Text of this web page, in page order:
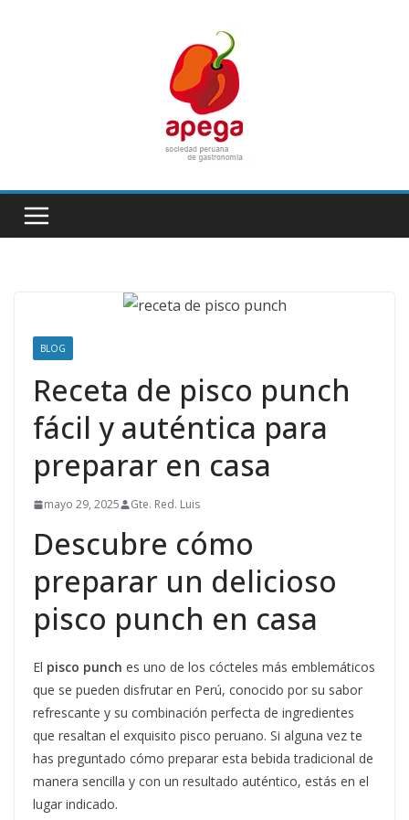
BLOG
Receta de pisco punch
fácil y auténtica para
preparar en casa
mayo 29, 2025 Gte. Red. Luis
Descubre cómo
preparar un delicioso
pisco punch en casa
El pisco punch es uno de los cócteles más emblemáticos
que se pueden disfrutar en Perú, conocido por su sabor
refrescante y su combinación perfecta de ingredientes
que resaltan el exquisito pisco peruano. Si alguna vez te
has preguntado cómo preparar esta bebida tradicional de
manera sencilla y con un resultado auténtico, estás en el
lugar indicado.